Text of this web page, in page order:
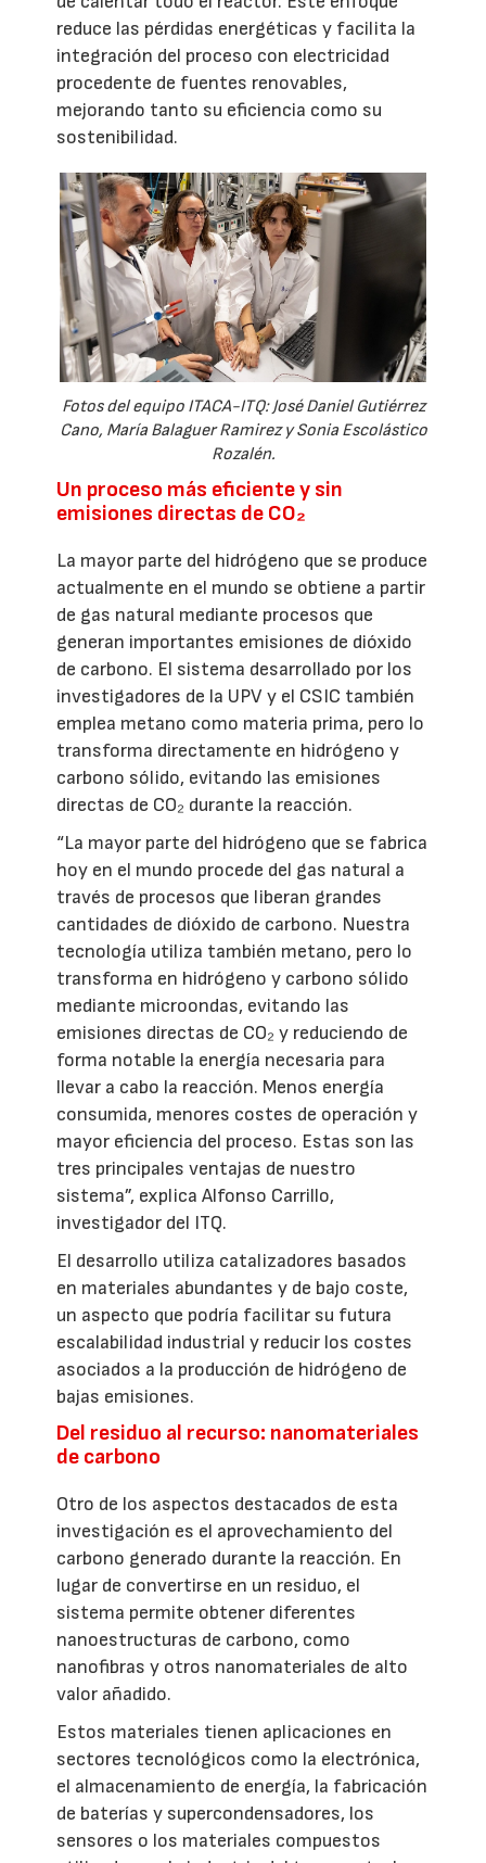
reduce las pérdidas energéticas y facilita la
integración del proceso con electricidad
procedente de fuentes renovables,
mejorando tanto su eficiencia como su
sostenibilidad.
Fotos del equipo ITACA-ITQ: José Daniel Gutiérrez
Cano, María Balaguer Ramirez y Sonia Escolástico
Rozalén.
Un proceso más eficiente y sin
emisiones directas de CO₂
La mayor parte del hidrógeno que se produce
actualmente en el mundo se obtiene a partir
de gas natural mediante procesos que
generan importantes emisiones de dióxido
de carbono. El sistema desarrollado por los
investigadores de la UPV y el CSIC también
emplea metano como materia prima, pero lo
transforma directamente en hidrógeno y
carbono sólido, evitando las emisiones
directas de CO₂ durante la reacción.
“La mayor parte del hidrógeno que se fabrica
hoy en el mundo procede del gas natural a
través de procesos que liberan grandes
cantidades de dióxido de carbono. Nuestra
tecnología utiliza también metano, pero lo
transforma en hidrógeno y carbono sólido
mediante microondas, evitando las
emisiones directas de CO₂ y reduciendo de
forma notable la energía necesaria para
llevar a cabo la reacción. Menos energía
consumida, menores costes de operación y
mayor eficiencia del proceso. Estas son las
tres principales ventajas de nuestro
sistema”, explica Alfonso Carrillo,
investigador del ITQ.
El desarrollo utiliza catalizadores basados
en materiales abundantes y de bajo coste,
un aspecto que podría facilitar su futura
escalabilidad industrial y reducir los costes
asociados a la producción de hidrógeno de
bajas emisiones.
Del residuo al recurso: nanomateriales
de carbono
Otro de los aspectos destacados de esta
investigación es el aprovechamiento del
carbono generado durante la reacción. En
lugar de convertirse en un residuo, el
sistema permite obtener diferentes
nanoestructuras de carbono, como
nanofibras y otros nanomateriales de alto
valor añadido.
Estos materiales tienen aplicaciones en
sectores tecnológicos como la electrónica,
el almacenamiento de energía, la fabricación
de baterías y supercondensadores, los
sensores o los materiales compuestos